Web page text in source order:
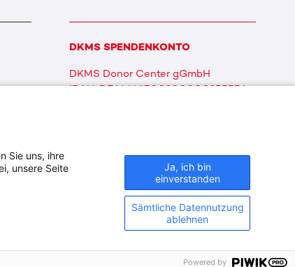
DKMS SPENDENKONTO
DKMS Donor Center gGmbH
IBAN: DE64641500200000255556
Sie uns, ihre
unsere Seite
Ja, ich bin
einverstanden
Sämtliche Datennutzung
ablehnen
Powered by